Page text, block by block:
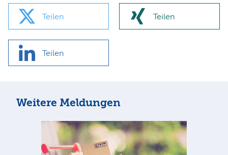
Teilen Teilen
Teilen
Weitere Meldungen